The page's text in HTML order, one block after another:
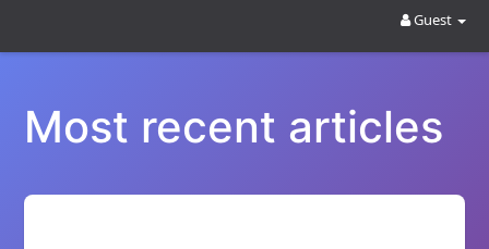
Guest
Most recent articles